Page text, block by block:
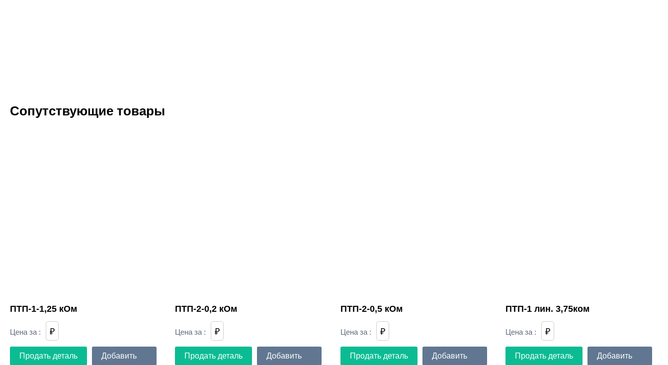
Сопутствующие товары
ПТП-1-1,25 кОм
Цена за : ₽
Продать деталь Добавить
ПТП-2-0,2 кОм
Цена за : ₽
Продать деталь Добавить
ПТП-2-0,5 кОм
Цена за : ₽
Продать деталь Добавить
ПТП-1 лин. 3,75ком
Цена за : ₽
Продать деталь Добавить